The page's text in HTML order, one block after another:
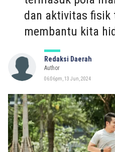
dan aktivitas fisik
membantu kita
Redaksi Daerah
Author
06:06pm, 13 Jun, 2024